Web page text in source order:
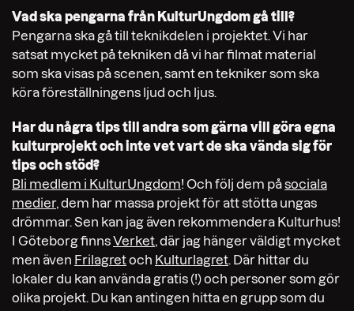
Vad ska pengarna från KulturUngdom gå till?
Pengarna ska gå till teknikdelen i projektet. Vi har
satsat mycket på tekniken då vi har filmat material
som ska visas på scenen, samt en tekniker som ska
köra föreställningens ljud och ljus.
Har du några tips till andra som gärna vill göra egna
kulturprojekt och inte vet vart de ska vända sig för
tips och stöd?
Bli medlem i KulturUngdom! Och följ dem påsociala
medier,dem har massa projekt för att stötta ungas
drömmar. Sen kan jag även rekommendera Kulturhus!
I Göteborg finnsVerket, där jag hänger väldigt mycket
men även Frilagretoch Kulturlagret. Där hittar du
lokaler du kan använda gratis (!) och personer som gör
olika projekt. Du kan antingen hitta en grupp som du